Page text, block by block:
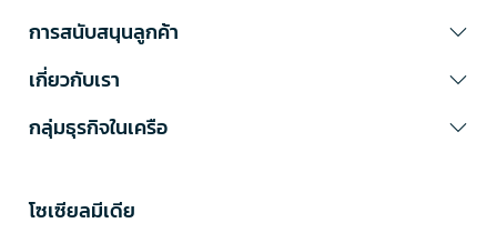
การสนับสนุนลูกค้า
เกี่ยวกับเรา
กลุ่มธุรกิจในเครือ
โซเซียลมีเดีย​